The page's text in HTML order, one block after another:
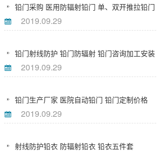
铅门采购 医用防辐射铅门 单、双开推拉铅门
2019.09.29
铅门射线防护 铅门防辐射 铅门咨询加工安装
2019.09.29
铅门生产厂家 医院自动铅门 铅门定制价格
2019.09.29
射线防护铅衣 防辐射铅衣 铅衣五件套